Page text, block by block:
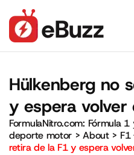
Hülkenberg no
y espera
FormulaNitro.com: Fórmula
deporte motor >About>
retira de la F1 y espera